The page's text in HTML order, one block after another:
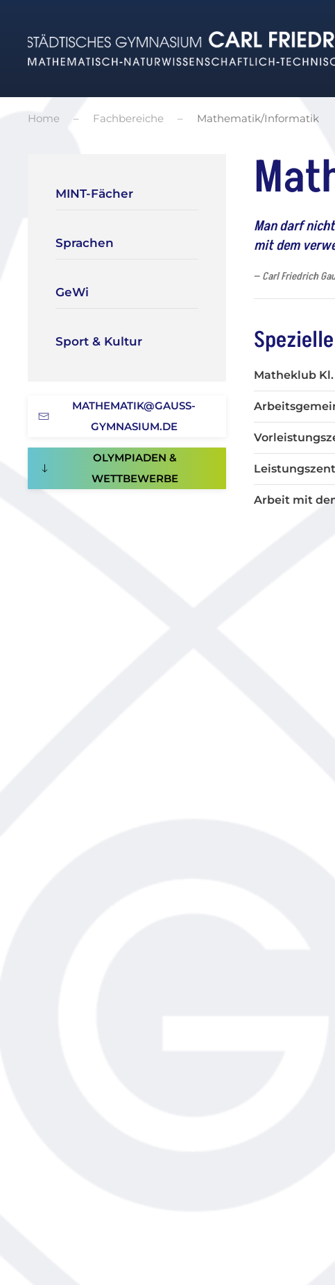
Zum Hauptinhalt springen
Home Fachbereiche Mathematik/Informatik
MINT-Fächer
Sprachen
GeWi
Sport & Kultur
MATHEMATIK@GAUSS-
GYMNASIUM.DE
OLYMPIADEN &
WETTBEWERBE
Man darf
mit dem
Carl Friedrich
Matheklub Kl.
Arbeit mit